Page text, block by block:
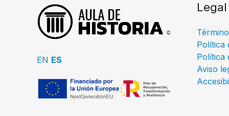
EN ES
Legal
Política
Política
Aviso